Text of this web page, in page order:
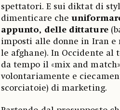
spettatori. E sui diktat di
dimenticare che
appunto, delle dittature
imposti alle donne in Iran
le afghane). In Occidente al
da tempo il «mix and
volontariamente e
scorciatoie) di marketing.